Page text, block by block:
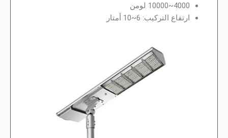
4000~10000 لومن
ارتفاع التركيب: 6~10 أمتار